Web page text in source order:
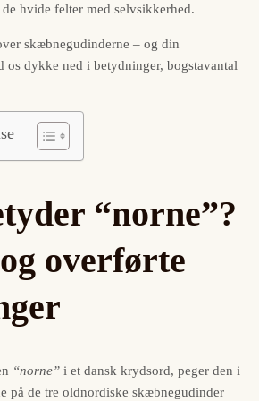
hvide felter med selvsikkerhed.
skæbnegudinderne – og din
os dykke ned i betydninger, bogstavantal
“norne”?
overførte
“norne” i et dansk krydsord, peger den i
på de tre oldnordiske skæbnegudinder